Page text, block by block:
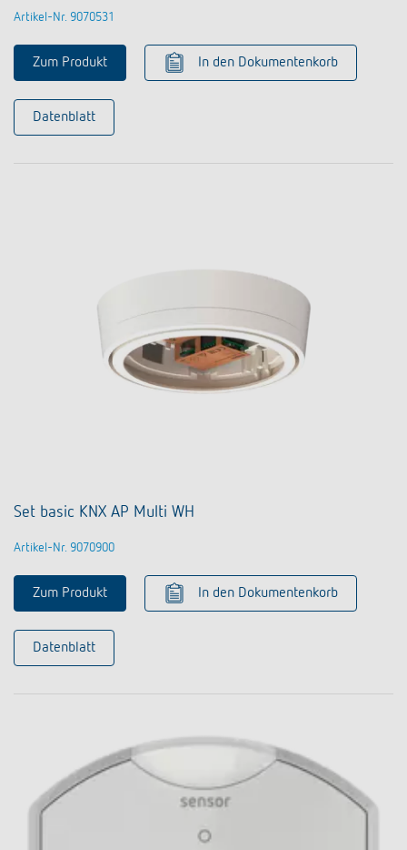
Artikel-Nr. 9070531
Zum Produkt In den Dokumentenkorb
Datenblatt
Set basic KNX AP Multi WH
Artikel-Nr. 9070900
Zum Produkt In den Dokumentenkorb
Datenblatt